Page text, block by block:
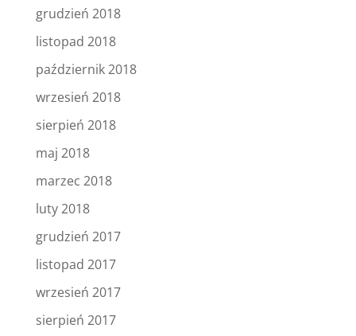
grudzień 2018
listopad 2018
październik 2018
wrzesień 2018
sierpień 2018
maj 2018
marzec 2018
luty 2018
grudzień 2017
listopad 2017
wrzesień 2017
sierpień 2017